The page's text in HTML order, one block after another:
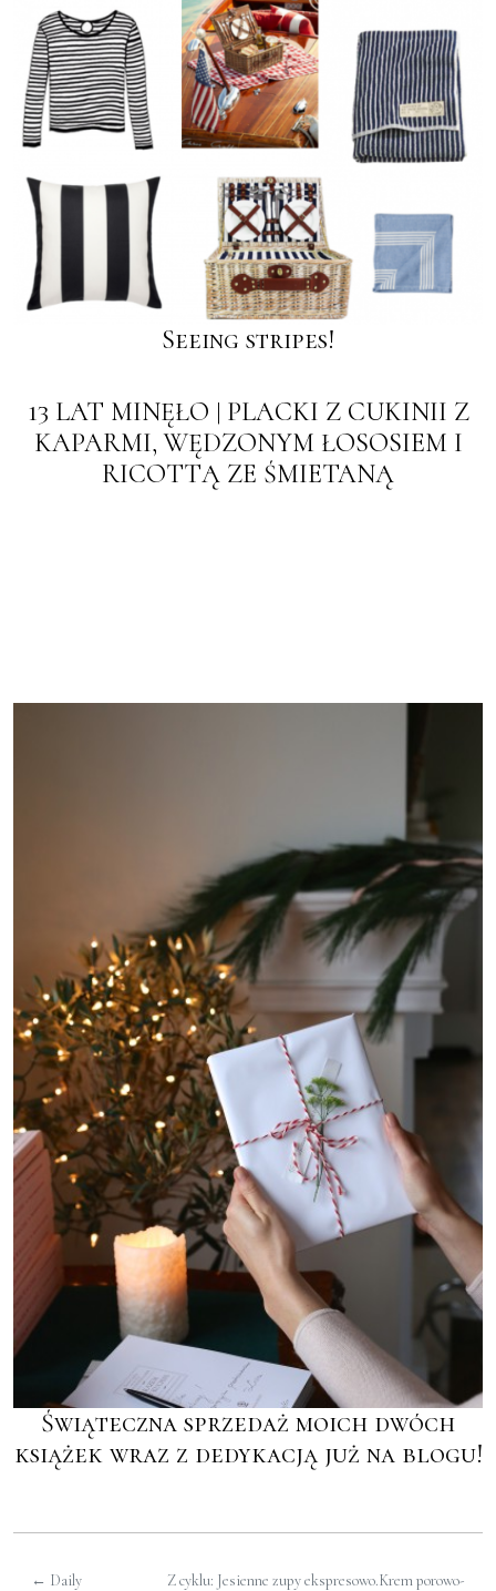
Seeing stripes!
13 LAT MINĘŁO | PLACKI Z CUKINII Z
KAPARMI, WĘDZONYM ŁOSOSIEM I
RICOTTĄ ZE ŚMIETANĄ
Świąteczna sprzedaż moich dwóch
książek wraz z dedykacją już na blogu!
← Daily
Z cyklu: Jesienne zupy ekspresowo.Krem porowo-